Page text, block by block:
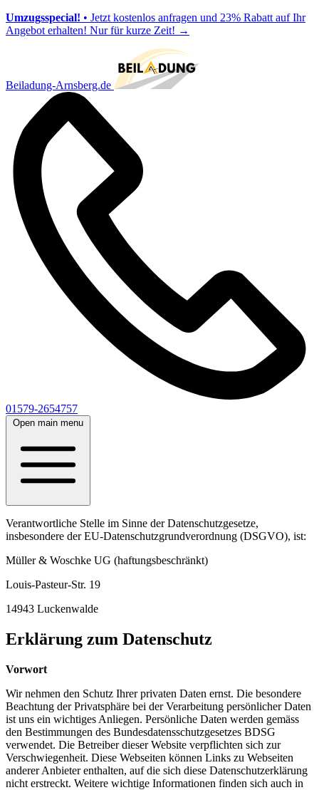
Umzugsspecial! • Jetzt kostenlos anfragen und 23% Rabatt auf Ihr
Angebot erhalten! Nur für kurze Zeit! →
Beiladung-Arnsberg.de
01579-2654757
Open main menu
Verantwortliche Stelle im Sinne der Datenschutzgesetze,
insbesondere der EU-Datenschutzgrundverordnung (DSGVO), ist:
Müller & Woschke UG (haftungsbeschränkt)
Louis-Pasteur-Str. 19
14943 Luckenwalde
Erklärung zum Datenschutz
Vorwort
Wir nehmen den Schutz Ihrer privaten Daten ernst. Die besondere
Beachtung der Privatsphäre bei der Verarbeitung persönlicher Daten
ist uns ein wichtiges Anliegen. Persönliche Daten werden gemäss
den Bestimmungen des Bundesdatensschutzgesetzes BDSG
verwendet. Die Betreiber dieser Website verpflichten sich zur
Verschwiegenheit. Diese Webseiten können Links zu Webseiten
anderer Anbieter enthalten, auf die sich diese Datenschutzerklärung
nicht erstreckt. Weitere wichtige Informationen finden sich auch in